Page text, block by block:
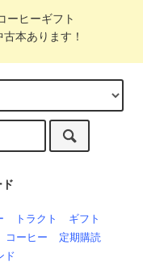
ーヒーギフト
古本あります！
トラクト
ギフト
コーヒー
定期購読
ド